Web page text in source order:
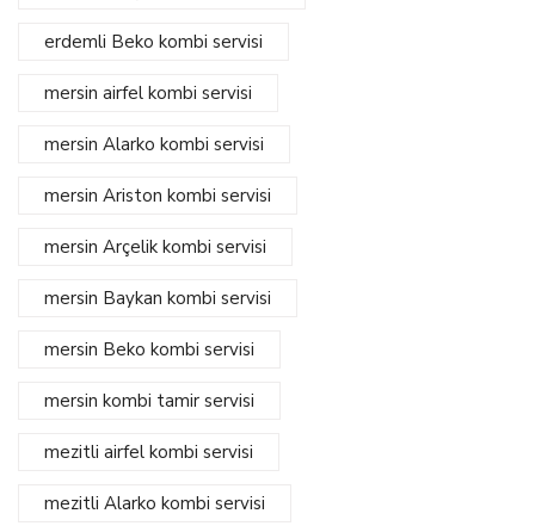
erdemli Beko kombi servisi
mersin airfel kombi servisi
mersin Alarko kombi servisi
mersin Ariston kombi servisi
mersin Arçelik kombi servisi
mersin Baykan kombi servisi
mersin Beko kombi servisi
mersin kombi tamir servisi
mezitli airfel kombi servisi
mezitli Alarko kombi servisi